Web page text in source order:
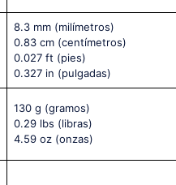
8.3 mm (milímetros)
0.83 cm (centímetros)
0.027 ft (pies)
0.327 in (pulgadas)
130 g (gramos)
0.29 lbs (libras)
4.59 oz (onzas)